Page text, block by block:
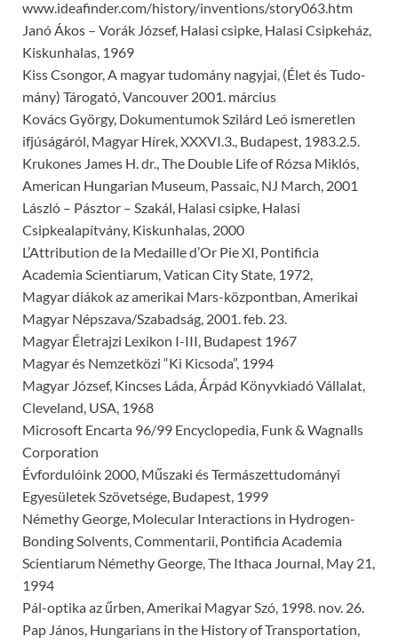
www.ideafinder.com/history/inventions/story063.htm
Janó Ákos – Vorák József, Halasi csipke, Halasi Csipkeház,
Kiskunhalas, 1969
Kiss Csongor, A magyar tudomány nagyjai, (Élet és Tudo­
mány) Tárogató, Vancouver 2001. március
Kovács György, Dokumentumok Szilárd Leó ismeretlen
ifjúságáról, Magyar Hírek, XXXVI.3., Budapest, 1983.2.5.
Krukones James H. dr., The Double Life of Rózsa Miklós,
American Hungarian Museum, Passaic, NJ March, 2001
László – Pásztor – Szakál, Halasi csipke, Halasi
Csipkealapítvány, Kiskunhalas, 2000
L’Attribution de la Medaille d’Or Pie XI, Pontificia
Academia Scientiarum, Vatican City State, 1972,
Magyar diákok az amerikai Mars-központban, Amerikai
Magyar Népszava/Szabadság, 2001. feb. 23.
Magyar Életrajzi Lexikon I-III, Budapest 1967
Magyar és Nemzetközi “Ki Kicsoda”, 1994
Magyar József, Kincses Láda, Árpád Könyvkiadó Vállalat,
Cleveland, USA, 1968
Microsoft Encarta 96/99 Encyclopedia, Funk & Wag­nalls
Corporation
Évfordulóink 2000, Műszaki és Termászettudományi
Egyesületek Szövetsége, Budapest, 1999
Némethy George, Molecular Interactions in Hydrogen-
Bonding Solvents, Commentarii, Pontificia Academia
Scientiarum Némethy George, The Ithaca Journal, May 21,
1994
Pál-optika az űrben, Amerikai Magyar Szó, 1998. nov. 26.
Pap János, Hungarians in the History of Transpor­tation,